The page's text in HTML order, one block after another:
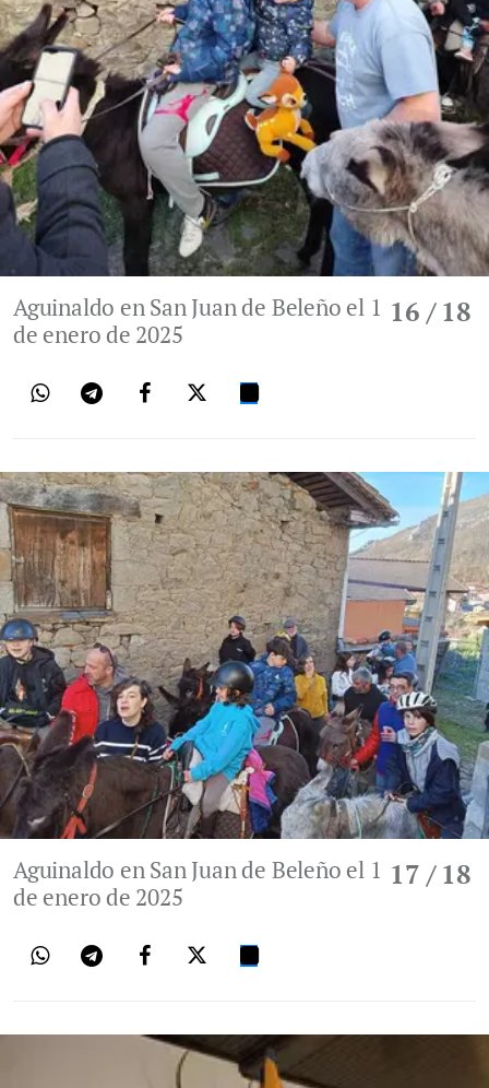
16 / 18
Aguinaldo en San Juan de Beleño el 1
de enero de 2025
17 / 18
Aguinaldo en San Juan de Beleño el 1
de enero de 2025